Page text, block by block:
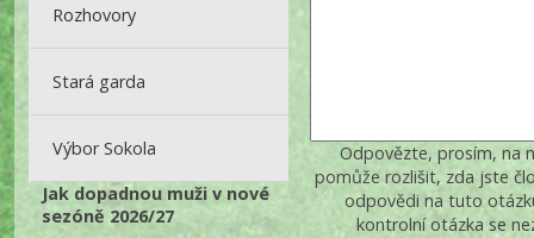
Rozhovory
Stará garda
Výbor Sokola
Jak dopadnou muži v nové
sezóně 2026/27
Odpovězte, prosím, na
pomůže rozlišit, zda jste
odpovědi na tuto
kontrolní otázka se